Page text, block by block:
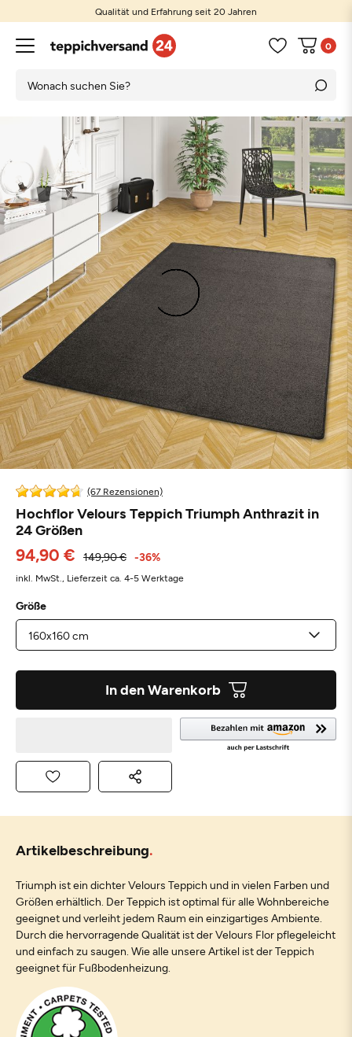
Qualität und Erfahrung seit 20 Jahren
0
(67 Rezensionen)
Hochflor Velours Teppich Triumph Anthrazit in
24 Größen
94,90 € 149,90 € -36%
inkl. MwSt., Lieferzeit ca. 4-5 Werktage
Größe
In den Warenkorb
Artikelbeschreibung
Triumph ist ein dichter Velours Teppich und in vielen Farben und
Größen erhältlich. Der Teppich ist optimal für alle Wohnbereiche
geeignet und verleiht jedem Raum ein einzigartiges Ambiente.
Durch die hervorragende Qualität ist der Velours Flor pflegeleicht
und einfach zu saugen. Wie alle unsere Artikel ist der Teppich
geeignet für Fußbodenheizung.